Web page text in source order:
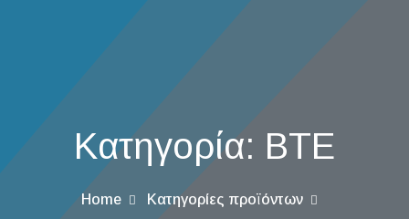
Κατηγορία: BTE
Home
Κατηγορίες προϊόντων